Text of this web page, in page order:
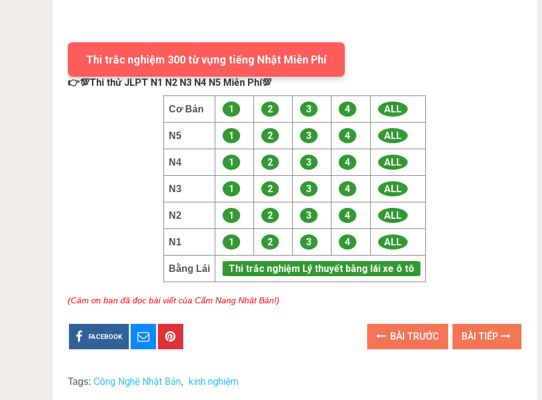
Thi trắc nghiệm 300 từ vựng tiếng Nhật Miễn Phí
👉💯Thi thử JLPT N1 N2 N3 N4 N5 Miễn Phí💯
Cơ Bản 1 2 3 4 ALL
N5 1 2 3 4 ALL
N4 1 2 3 4 ALL
N3 1 2 3 4 ALL
N2 1 2 3 4 ALL
N1 1 2 3 4 ALL
Bằng Lái Thi trắc nghiệm Lý thuyết bằng lái xe ô tô
(Cảm ơn bạn đã đọc bài viết của Cẩm Nang Nhật Bản!)
FACEBOOK BÀI TRƯỚC BÀI TIẾP
Tags: Công Nghệ Nhật Bản, kinh nghiệm